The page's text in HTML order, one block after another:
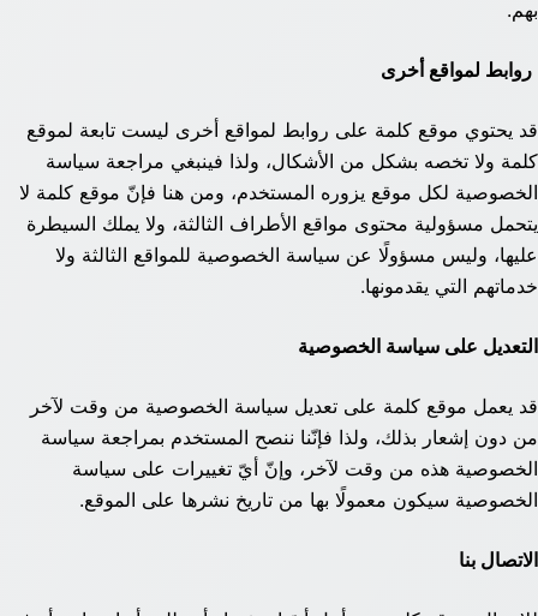
بهم.
روابط لمواقع أخرى
قد يحتوي موقع كلمة على روابط لمواقع أخرى ليست تابعة لموقع
كلمة ولا تخصه بشكل من الأشكال، ولذا فينبغي مراجعة سياسة
الخصوصية لكل موقع يزوره المستخدم، ومن هنا فإنّ موقع كلمة لا
يتحمل مسؤولية محتوى مواقع الأطراف الثالثة، ولا يملك السيطرة
عليها، وليس مسؤولًا عن سياسة الخصوصية للمواقع الثالثة ولا
خدماتهم التي يقدمونها.
التعديل على سياسة الخصوصية
قد يعمل موقع كلمة على تعديل سياسة الخصوصية من وقت لآخر
من دون إشعار بذلك، ولذا فإنّنا ننصح المستخدم بمراجعة سياسة
الخصوصية هذه من وقت لآخر، وإنّ أيّ تغييرات على سياسة
الخصوصية سيكون معمولًا بها من تاريخ نشرها على الموقع.
الاتصال بنا